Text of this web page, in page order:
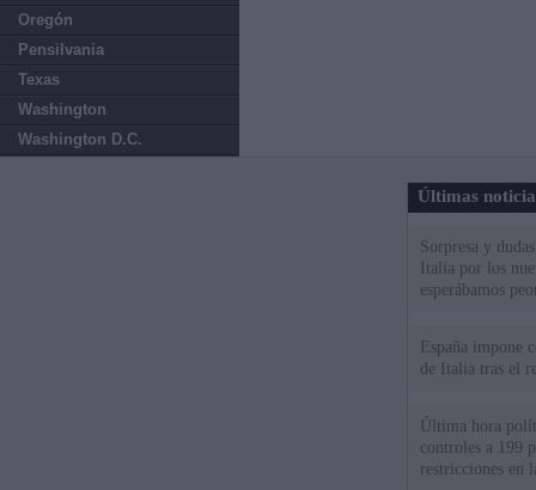
Oregón
Pensilvania
Texas
Washington
Washington D.C.
Últimas
Sorpresa y
Italia por los
esperábamos
España impone
de Italia tras el
Última hora
controles a 199
restricciones en